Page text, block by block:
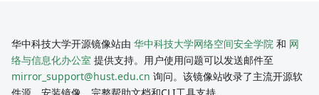
华中科技大学开源镜像站由 华中科技大学网络空间安全学院 和 网
络与信息化办公室 提供支持。用户使用问题可以发送邮件至
mirror_support@hust.edu.cn 询问。该镜像站收录了主流开源软